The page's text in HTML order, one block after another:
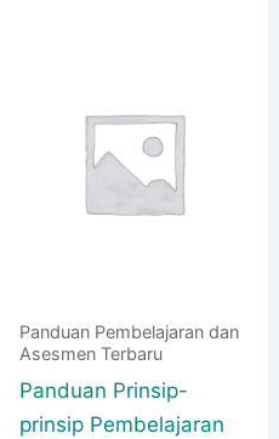
Panduan Pembelajaran dan
Asesmen Terbaru
Panduan Prinsip-
prinsip Pembelajaran